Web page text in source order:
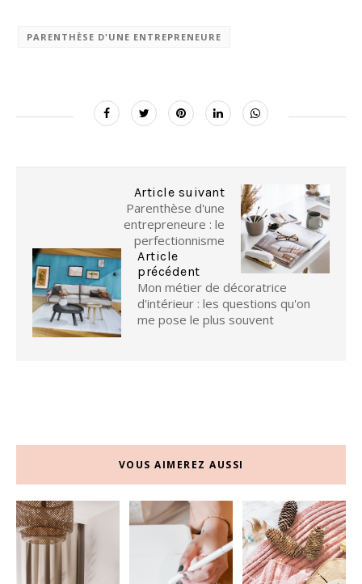
PARENTHÈSE D'UNE ENTREPRENEURE
Article suivant
Parenthèse d'une
entrepreneure : le
perfectionnisme
Article
précédent
Mon métier de décoratrice
d'intérieur : les questions qu'on
me pose le plus souvent
VOUS AIMEREZ AUSSI